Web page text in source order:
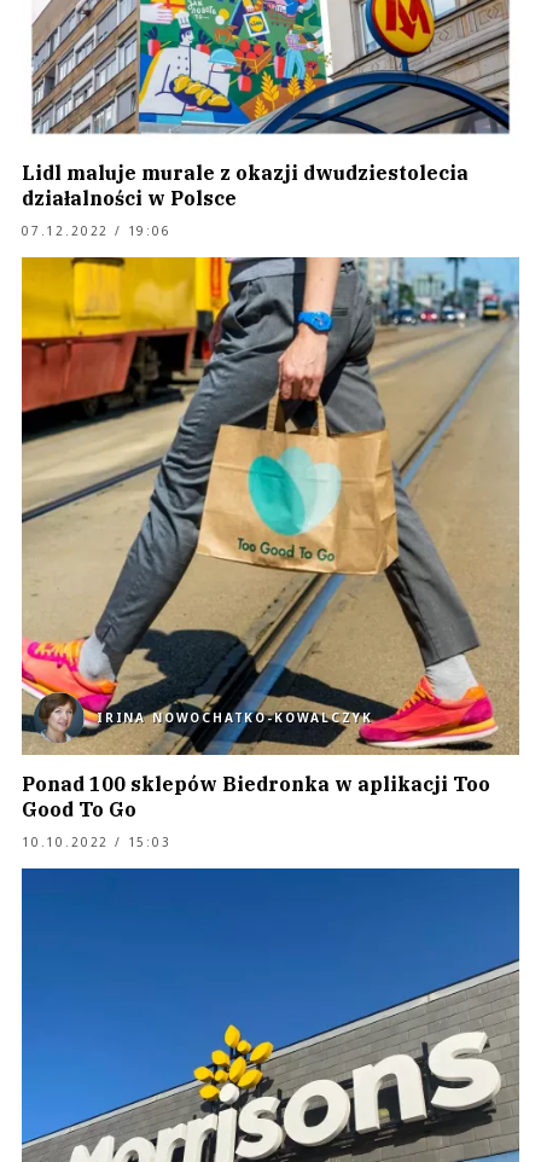
Lidl maluje murale z okazji dwudziestolecia
działalności w Polsce
07.12.2022 / 19:06
IRINA NOWOCHATKO-KOWALCZYK
Ponad 100 sklepów Biedronka w aplikacji Too
Good To Go
10.10.2022 / 15:03